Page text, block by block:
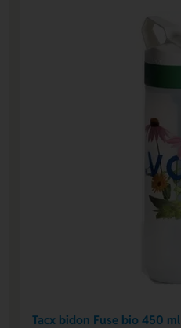
Tacx bidon Fuse bio 450 ml